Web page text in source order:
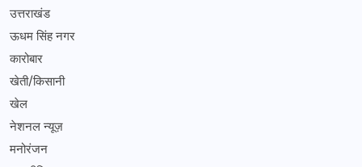
उत्तराखंड
ऊधम सिंह नगर
कारोबार
खेती/किसानी
खेल
नेशनल न्यूज़
मनोरंजन